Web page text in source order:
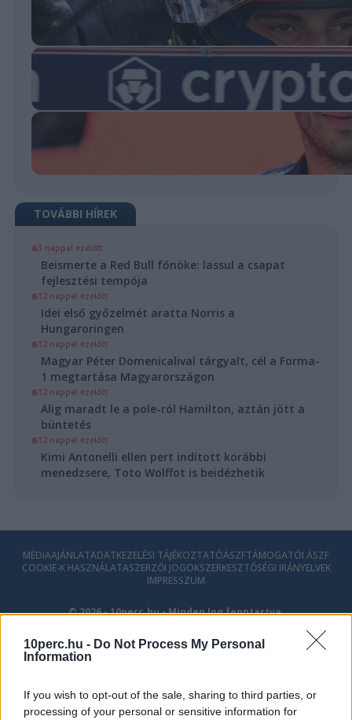
10perc.hu - Do Not Process My Personal
Information
If you wish to opt-out of the sale, sharing to third parties, or
processing of your personal or sensitive information for
TOVÁBBI HÍREK
3 nappal ezelőtt
Beismerte a Red Bull főnöke: lassul a csapat
fejlesztési tempója
12 nappal ezelőtt
Idei első győzelmét aratta Norris a
Hungaroringen
12 nappal ezelőtt
Magyar Péter Domenicalival tárgyalt, cél a Forma-
1 megtartása Magyarországon
12 nappal ezelőtt
Alig maradt le a pole-ról Hamilton, aztán jött a
büntetés
12 nappal ezelőtt
Kimi Antonelli ellen pert indított korábbi
menedzsere, Toto Wolffot is beidézhetik
MÉDIAAJÁNLATADATKEZELÉSI TÁJÉKOZTATÓÁSZFTÁMOGATÓI ÁSZF
COOKIE-K HASZNÁLATASZERZŐI JOGOKSZERKESZTŐSÉGI IRÁNYELVEK
IMPRESSZUM
© 2026 - 10perc.hu - Minden Jog fenntartva.